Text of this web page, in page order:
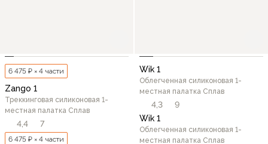
6 475 ₽ × 4 части
Zango 1
Треккинговая силиконовая 1-
местная палатка Сплав
4,4 7
6 475 ₽ × 4 части
Wik 1
Облегченная силиконовая 1-
местная палатка Сплав
4,3
9
Wik 1
Облегченная силиконовая 1-
местная палатка Сплав